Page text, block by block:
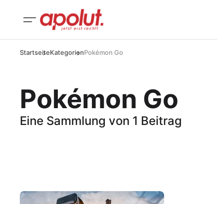
StartseiteKategorienPokémon Go
Pokémon Go
Eine Sammlung von 1 Beitrag